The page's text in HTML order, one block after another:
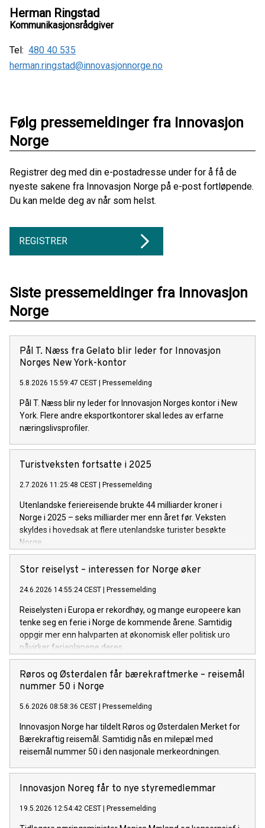
Herman Ringstad
Kommunikasjonsrådgiver
Tel: 480 40 535
herman.ringstad@innovasjonnorge.no
Følg pressemeldinger fra Innovasjon
Norge
Registrer deg med din e-postadresse under for å få de
nyeste sakene fra Innovasjon Norge på e-post fortløpende.
Du kan melde deg av når som helst.
REGISTRER
Siste pressemeldinger fra Innovasjon
Norge
Pål T. Næss fra Gelato blir leder for Innovasjon
Norges New York-kontor
5.8.2026 15:59:47 CEST | Pressemelding
Pål T. Næss blir ny leder for Innovasjon Norges kontor i New
York. Flere andre eksportkontorer skal ledes av erfarne
næringslivsprofiler.
Turistveksten fortsatte i 2025
2.7.2026 11:25:48 CEST | Pressemelding
Utenlandske feriereisende brukte 44 milliarder kroner i
Norge i 2025 – seks milliarder mer enn året før. Veksten
skyldes i hovedsak at flere utenlandske turister besøkte
Norge.
Stor reiselyst – interessen for Norge øker
24.6.2026 14:55:24 CEST | Pressemelding
Reiselysten i Europa er rekordhøy, og mange europeere kan
tenke seg en ferie i Norge de kommende årene. Samtidig
oppgir mer enn halvparten at økonomisk eller politisk uro
påvirker ferieplanene deres.
Røros og Østerdalen får bærekraftmerke – reisemål
nummer 50 i Norge
5.6.2026 08:58:36 CEST | Pressemelding
Innovasjon Norge har tildelt Røros og Østerdalen Merket for
Bærekraftig reisemål. Samtidig nås en milepæl med
reisemål nummer 50 i den nasjonale merkeordningen.
Innovasjon Noreg får to nye styremedlemmar
19.5.2026 12:54:42 CEST | Pressemelding